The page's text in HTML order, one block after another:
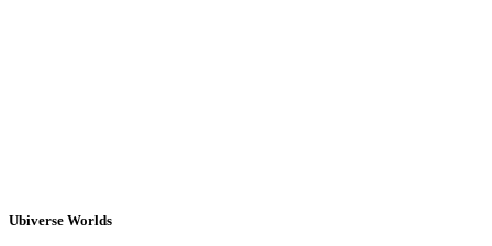
Ubiverse Worlds